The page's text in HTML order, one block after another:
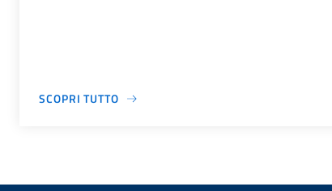
SCOPRI TUTTO